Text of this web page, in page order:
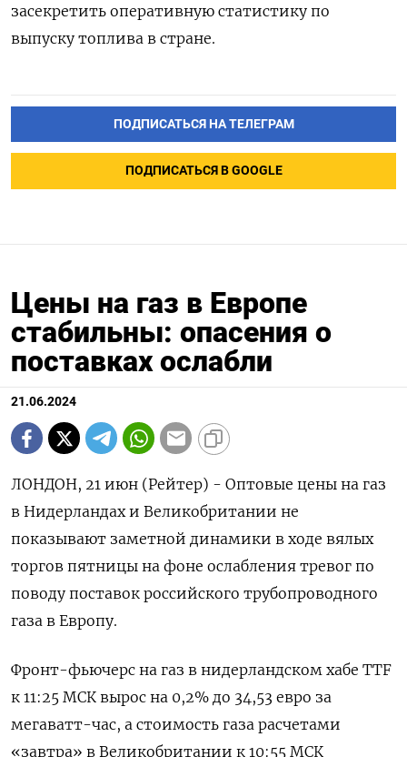
засекретить оперативную статистику по
выпуску топлива в стране.
ПОДПИСАТЬСЯ НА ТЕЛЕГРАМ
ПОДПИСАТЬСЯ В GOOGLE
Цены на газ в Европе
стабильны: опасения о
поставках ослабли
21.06.2024
ЛОНДОН, 21 июн (Рейтер) - Оптовые цены на газ
в Нидерландах и Великобритании не
показывают заметной динамики в ходе вялых
торгов пятницы на фоне ослабления тревог по
поводу поставок российского трубопроводного
газа в Европу.
Фронт-фьючерс на газ в нидерландском хабе TTF
к 11:25 МСК вырос на 0,2% до 34,53 евро за
мегаватт-час, а стоимость газа расчетами
«завтра» в Великобритании к 10:55 МСК